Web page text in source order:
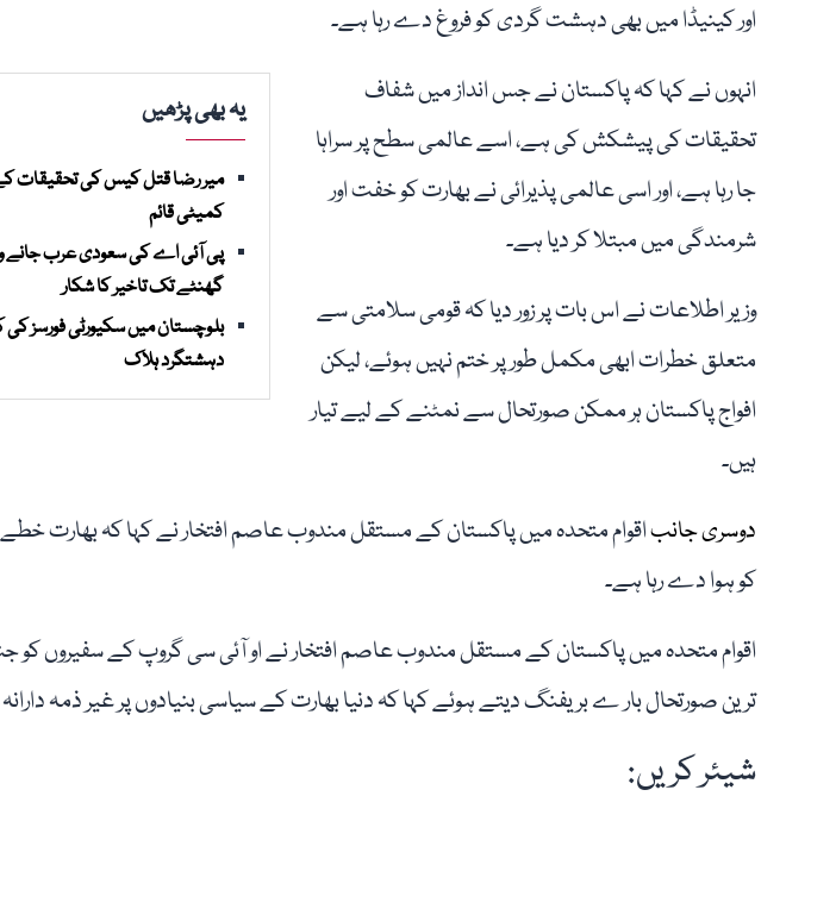
اور کینیڈا میں بھی دہشت گردی کو فروغ دے رہا ہے۔
یہ بھی پڑھیں
کمیٹی قائم
گھنٹے تک تاخیر کا شکار
دہشتگرد ہلاک
انہوں نے کہا کہ پاکستان نے جس انداز میں شفاف
تحقیقات کی پیشکش کی ہے، اسے عالمی سطح پر سراہا
جا رہا ہے، اور اسی عالمی پذیرائی نے بھارت کو خفت اور
شرمندگی میں مبتلا کر دیا ہے۔
وزیر اطلاعات نے اس بات پر زور دیا کہ قومی سلامتی سے
متعلق خطرات ابھی مکمل طور پر ختم نہیں ہوئے، لیکن
افواج پاکستان ہر ممکن صورتحال سے نمٹنے کے لیے تیار
ہیں۔
دوسری جانباقوام متحدہ میں پاکستان کے مستقل مندوب عاصم افتخار نے کہا کہ بھارت
کو ہوا دے رہا ہے۔
اقوام متحدہ میں پاکستان کے مستقل مندوب عاصم افتخار نے او آئی سی گروپ کے سفیروں کو
ترین صورتحال بار ے بریفنگ دیتے ہوئے کہا کہ دنیا بھارت کے سیاسی بنیادوں پر غیر ذمہ
شیئر کریں: